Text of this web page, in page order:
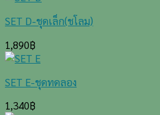
SET D-ชุดเล็ก(ชโลม)
1,890฿
SET E-ชุดทดลอง
1,340฿